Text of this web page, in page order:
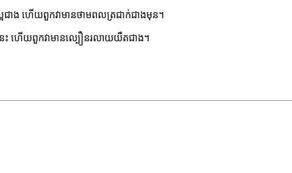
ាង ហើយពួកវាមានថាមពលត្រជាក់ជាងមុន។
ហើយពួកវាមានល្បឿនរលាយយឺតជាង។